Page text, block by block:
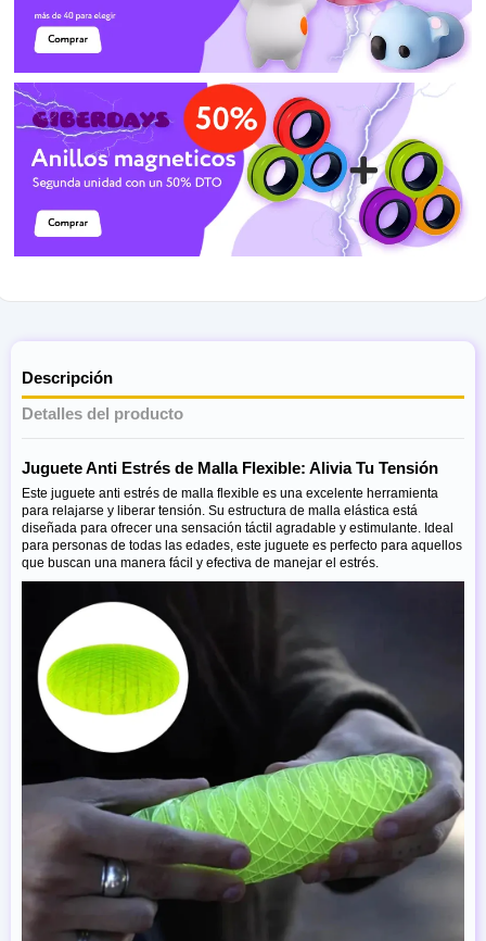
Descripción
Detalles del producto
Juguete Anti Estrés de Malla Flexible: Alivia Tu Tensión
Este juguete anti estrés de malla flexible es una excelente herramienta
para relajarse y liberar tensión. Su estructura de malla elástica está
diseñada para ofrecer una sensación táctil agradable y estimulante. Ideal
para personas de todas las edades, este juguete es perfecto para aquellos
que buscan una manera fácil y efectiva de manejar el estrés.